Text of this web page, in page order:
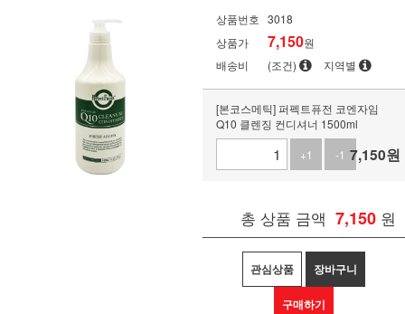
상품번호 3018
상품가
7,150원
배송비
(조건) 지역별
[본코스메틱] 퍼펙트퓨전 코엔자임
Q10 클렌징 컨디셔너 1500ml
+1
-1 7,150원
총 상품 금액 7,150 원
관심상품 장바구니
구매하기